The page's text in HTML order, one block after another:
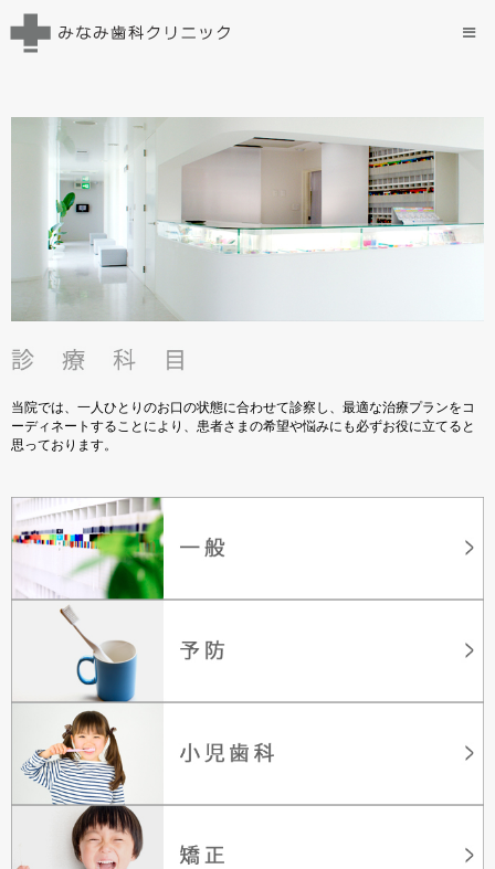
当院では、一人ひとりのお口の状態に合わせて診察し、最適な治療プランをコ
ーディネートすることにより、患者さまの希望や悩みにも必ずお役に立てると
思っております。